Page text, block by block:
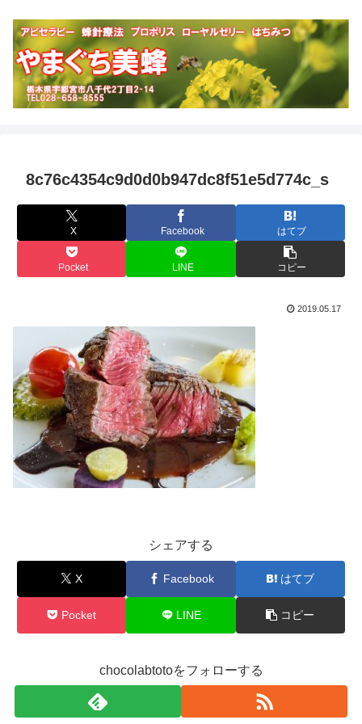
8c76c4354c9d0d0b947dc8f51e5d774c_s
X Facebook はてブ
Pocket LINE コピー
2019.05.17
シェアする
X Facebook はてブ
Pocket LINE コピー
chocolabtotoをフォローする